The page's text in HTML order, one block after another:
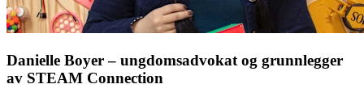
Danielle Boyer – ungdomsadvokat og grunnlegger
av STEAM Connection